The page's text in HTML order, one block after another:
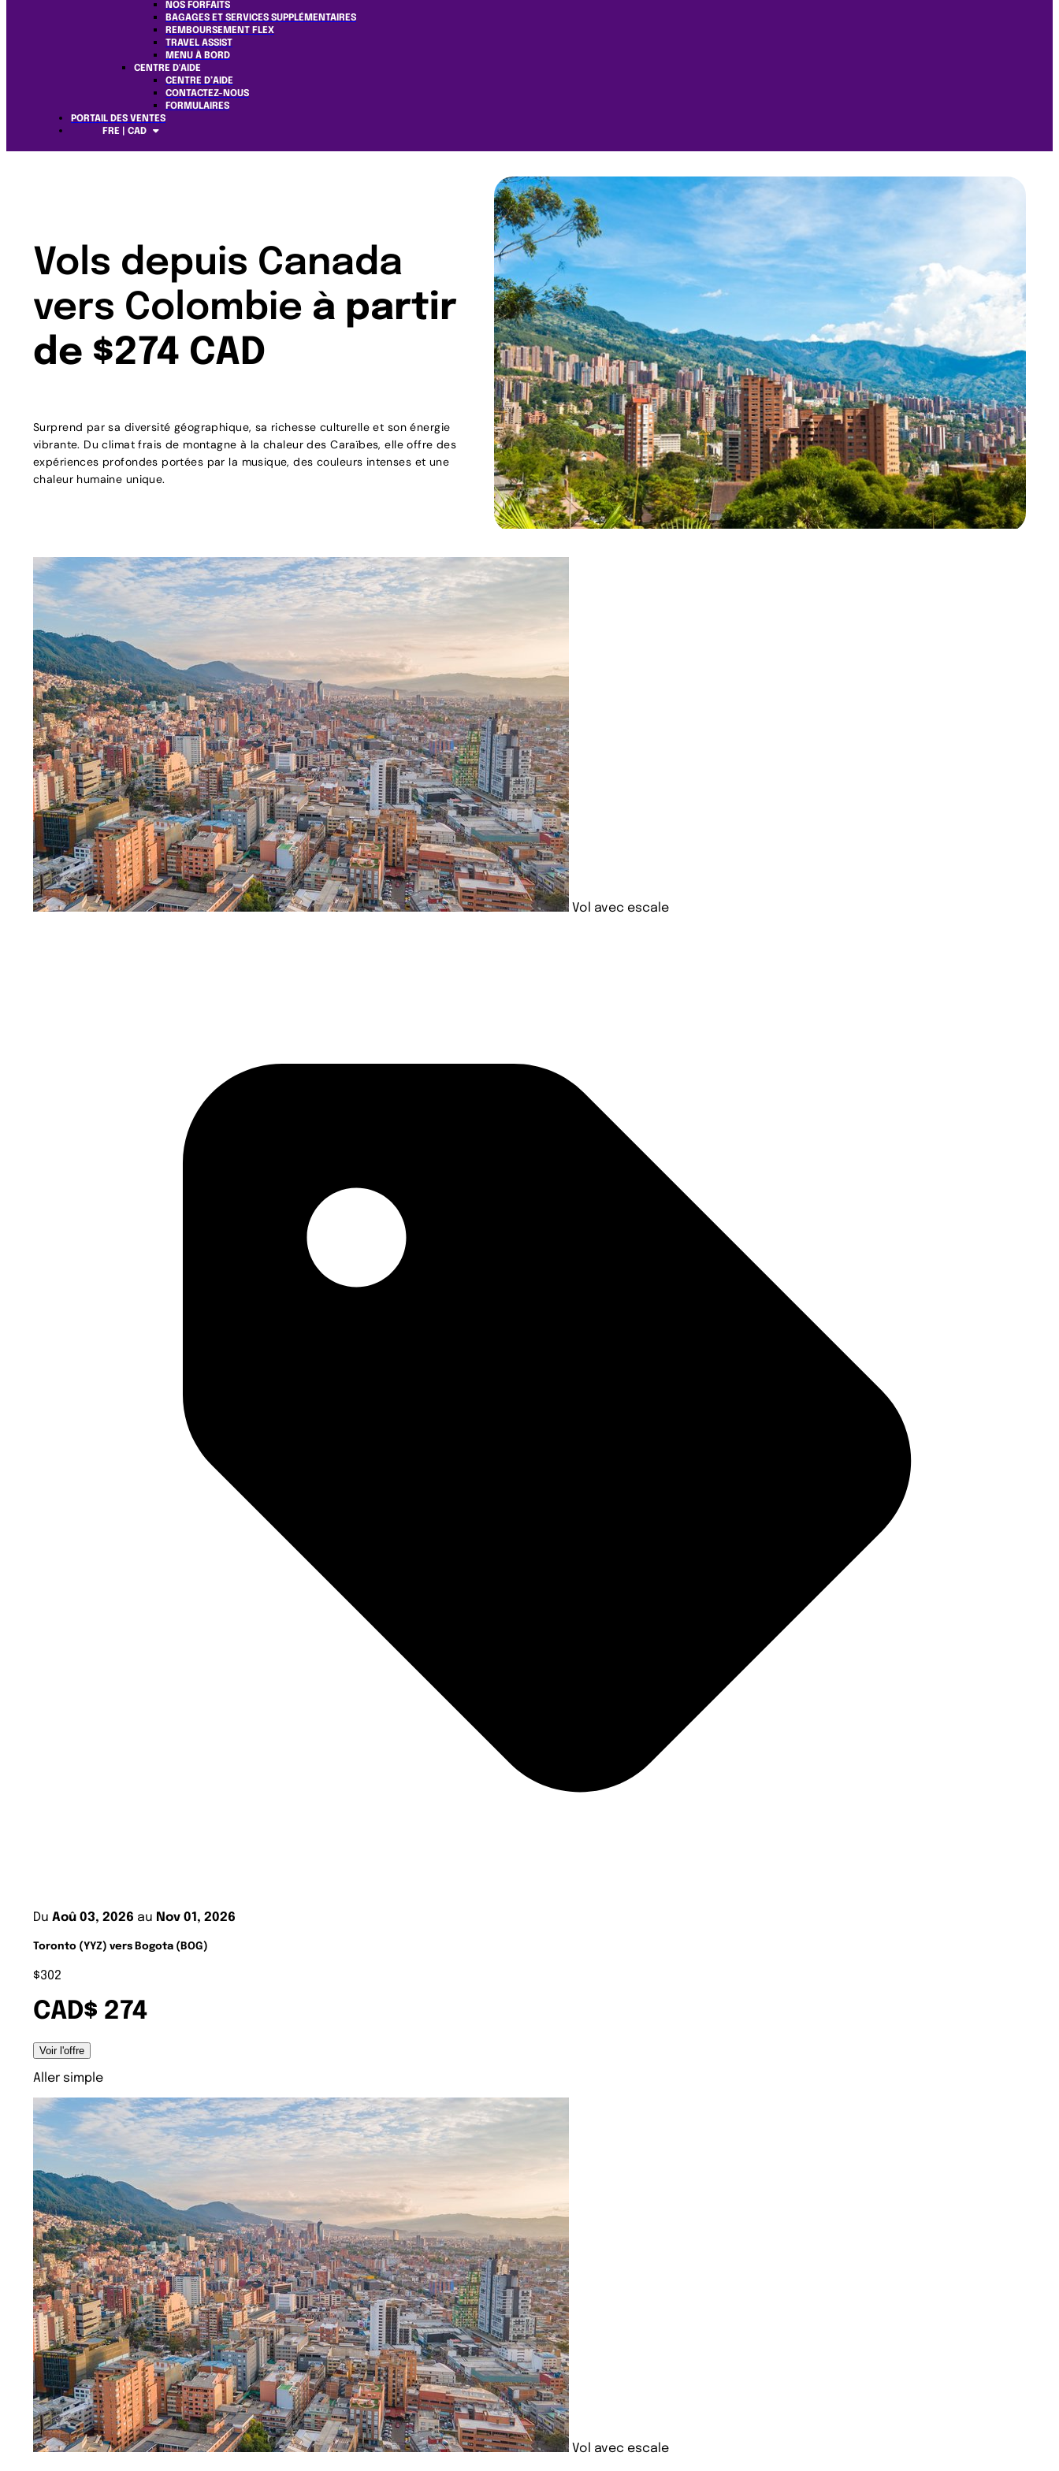
NOS FORFAITS
BAGAGES ET SERVICES SUPPLÉMENTAIRES
REMBOURSEMENT FLEX
TRAVEL ASSIST
MENU À BORD
CENTRE D'AIDE
CENTRE D’AIDE
CONTACTEZ-NOUS
FORMULAIRES
PORTAIL DES VENTES
FRE | CAD
Vols depuis Canada
vers Colombie à partir
de $274 CAD
Surprend par sa diversité géographique, sa richesse culturelle et son énergie
vibrante. Du climat frais de montagne à la chaleur des Caraïbes, elle offre des
expériences profondes portées par la musique, des couleurs intenses et une
chaleur humaine unique.
Vol avec escale
Du Aoû 03, 2026 au Nov 01, 2026
Toronto (YYZ) vers Bogota (BOG)
$302
CAD$ 274
Voir l'offre
Aller simple
Vol avec escale